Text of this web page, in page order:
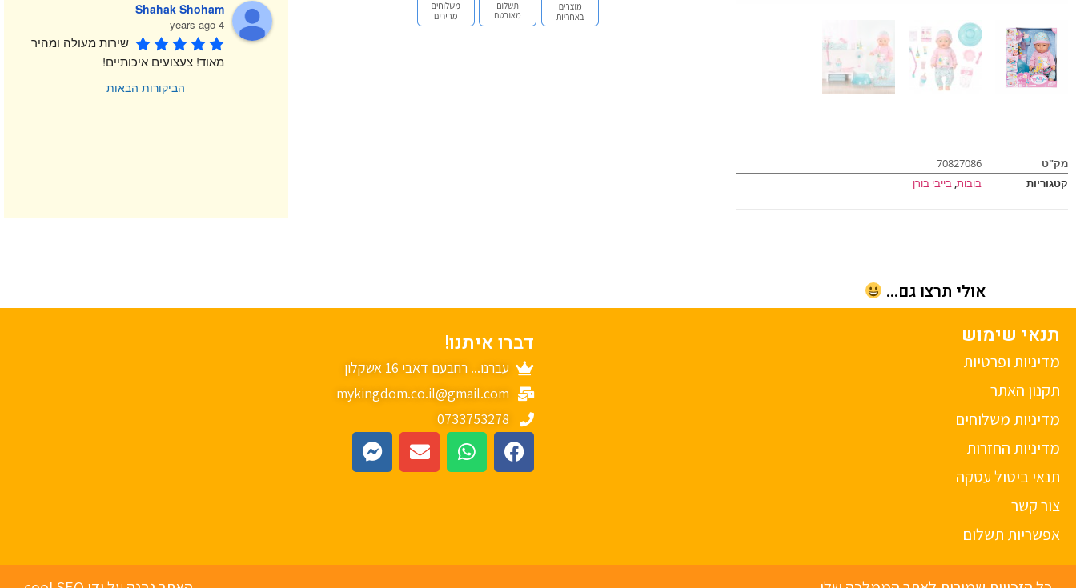
מק"ט
70827086
קטגוריות
בובות, בייבי בורן
Shahak Shoham
4 years ago
מאוד! צעצועים איכותיים!
הביקורות הבאות
אולי תרצו גם...
תנאי שימוש
מדיניות ופרטיות
תקנון האתר
מדיניות משלוחים
מדיניות החזרות
תנאי ביטול עסקה
צור קשר
אפשריות תשלום
דברו איתנו!
עברנו... רחבעם דאבי 16 אשקלון
mykingdom.co.il@gmail.com
0733753278